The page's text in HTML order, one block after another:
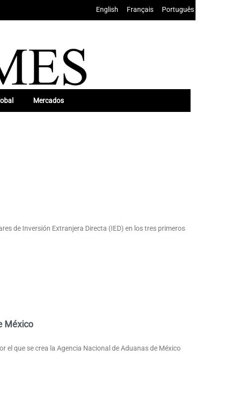
English Français Português
Mercados
de Inversión Extranjera Directa (IED) en los tres primeros
México
el que se crea la Agencia Nacional de Aduanas de México